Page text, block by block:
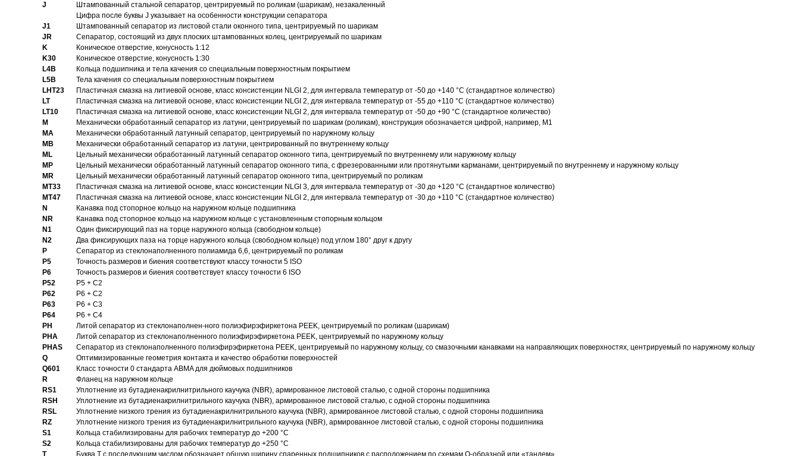
J
Штампованный стальной сепаратор, центрируемый по роликам (шарикам), незакаленный
Цифра после буквы J указывает на особенности конструкции сепаратора
J1
Штампованный сепаратор из листовой стали оконного типа, центрируемый по шарикам
JR
Сепаратор, состоящий из двух плоских штампованных колец, центрируемый по шарикам
K
Коническое отверстие, конусность 1:12
K30
Коническое отверстие, конусность 1:30
L4B
Кольца подшипника и тела качения со специальным поверхностным покрытием
L5B
Тела качения со специальным поверхностным покрытием
LHT23
Пластичная смазка на литиевой основе, класс консистенции NLGI 2, для интервала температур от -50 до +140 °C (стандартное количество)
LT
Пластичная смазка на литиевой основе, класс консистенции NLGI 2, для интервала температур от -55 до +110 °C (стандартное количество)
LT10
Пластичная смазка на литиевой основе, класс консистенции NLGI 2, для интервала температур от -50 до +90 °C (стандартное количество)
M
Механически обработанный сепаратор из латуни, центрируемый по шарикам (роликам), конструкция обозначается цифрой, например, M1
MA
Механически обработанный латунный сепаратор, центрируемый по наружному кольцу
MB
Механически обработанный сепаратор из латуни, центрированный по внутреннему кольцу
ML
Цельный механически обработанный латунный сепаратор оконного типа, центрируемый по внутреннему или наружному кольцу
MP
Цельный механически обработанный латунный сепаратор оконного типа, с фрезерованными или протянутыми карманами, центрируемый по внутреннему и наружному кольцу
MR
Цельный механически обработанный латунный сепаратор оконного типа, центрируемый по роликам
MT33
Пластичная смазка на литиевой основе, класс консистенции NLGI 3, для интервала температур от -30 до +120 °C (стандартное количество)
MT47
Пластичная смазка на литиевой основе, класс консистенции NLGI 2, для интервала температур от -30 до +110 °C (стандартное количество)
N
Канавка под стопорное кольцо на наружном кольце подшипника
NR
Канавка под стопорное кольцо на наружном кольце с установленным стопорным кольцом
N1
Один фиксирующий паз на торце наружного кольца (свободном кольце)
N2
Два фиксирующих паза на торце наружного кольца (свободном кольце) под углом 180° друг к другу
P
Cепаратор из стеклонаполненного полиамида 6,6, центрируемый по роликам
P5
Точность размеров и биения соответствуют классу точности 5 ISO
P6
Точность размеров и биения соответствует классу точности 6 ISO
P52
P5 + C2
P62
P6 + C2
P63
P6 + C3
P64
P6 + C4
PH
Литой сепаратор из стеклонаполнен-ного полиэфирэфиркетона PEEK, центрируемый по роликам (шарикам)
PHA
Литой сепаратор из стеклонаполненного полиэфирэфиркетона PEEK, центрируемый по наружному кольцу
PHAS
Сепаратор из стеклонаполненного полиэфирэфиркетона PEEK, центрируемый по наружному кольцу, со смазочными канавками на направляющих поверхностях, центрируемый по наружному кольцу
Q
Оптимизированные геометрия контакта и качество обработки поверхностей
Q601
Класс точности 0 стандарта ABMA для дюймовых подшипников
R
Фланец на наружном кольце
RS1
Уплотнение из бутадиенакрилнитрильного каучука (NBR), армированное листовой сталью, с одной стороны подшипника
RSH
Уплотнение из бутадиенакрилнитрильного каучука (NBR), армированное листовой сталью, с одной стороны подшипника
RSL
Уплотнение низкого трения из бутадиенакрилнитрильного каучука (NBR), армированное листовой сталью, с одной стороны подшипника
RZ
Уплотнение низкого трения из бутадиенакрилнитрильного каучука (NBR), армированное листовой сталью, с одной стороны подшипника
S1
Кольца стабилизированы для рабочих температур до +200 °C
S2
Кольца стабилизированы для рабочих температур до +250 °C
T
Буква T с последующим числом обозначает общую ширину спаренных подшипников с расположением по схемам О-образной или «тандем»